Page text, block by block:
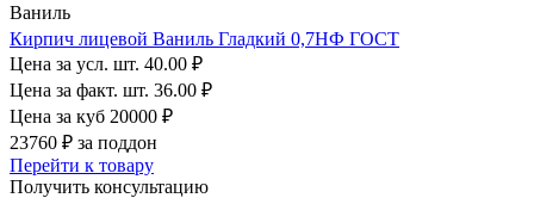
Ваниль
Кирпич лицевой Ваниль Гладкий 0,7НФ ГОСТ
Цена за усл. шт. 40.00 ₽
Цена за факт. шт. 36.00 ₽
Цена за куб 20000 ₽
23760 ₽ за поддон
Перейти к товару
Получить консультацию